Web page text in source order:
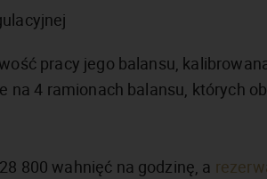
pracy jego balansu,
na 4 ramionach balansu, których
800 wahnięć na godzinę, a